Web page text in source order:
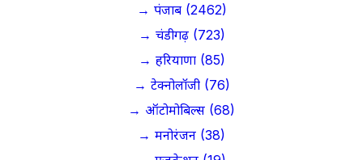
→ पंजाब (2462)
→ चंडीगढ़ (723)
→ हरियाणा (85)
→ टेक्नोलॉजी (76)
→ ऑटोमोबिल्स (68)
→ मनोरंजन (38)